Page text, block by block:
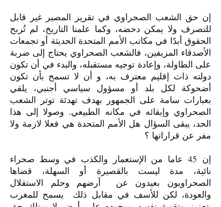
إن حق الشعب الصحراوي في تقرير المصير غير قابل
للتصرف ولا يمكن دحضه، وكما علمنا التاريخ، لم تُربح
الحقوق أبدًا في مكاتب الأمم المتحدة الحديثة أو تجمعات
الأصدقاء المزيفين، فالشعب الصحراوي يحتاج إلى ضربة
على الطاولة، وإعادة توجيه مستقبله، والبدء في أن تكون
دولته ذات إقليم معترف به، و أن لا تسمح بأن تكون
أضحوكة لكل بلد أو مسؤول سياسي أجنبي، يلقي
بعبارات سامة على الجمهور بهدف تهدئة توتر الشعب
الصحراوي وإبقائه في مكانه الطبيعي. وصولا إلى هذا
الحد، يبقى السؤال هل الأمم المتحدة هي فعلا لازمة ولا
مفر عن قراراتها ؟
إن 45عاما من الإستعمار والكذب في وسط صحراء
نائية، مدة ليست بالقصيرة أو السهلة، قضاها
الصحراويون بعيدون عن أرضهم وحلم الاستقلال
والعودة، لكن للأسف في مقابل ذلك يسمح للمغرب